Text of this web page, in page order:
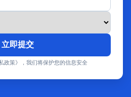
立即提交
政策》，我们将保护您的信息安全